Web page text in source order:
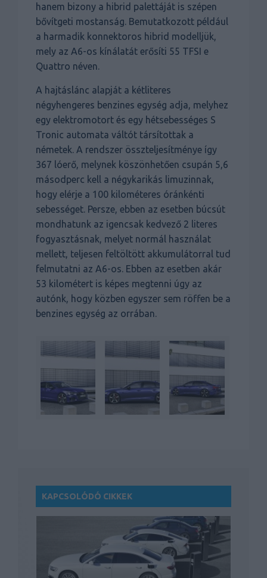
hanem bizony a hibrid palettáját is szépen
bővítgeti mostanság. Bemutatkozott például
a harmadik konnektoros hibrid modelljük,
mely az A6-os kínálatát erősíti 55 TFSI e
Quattro néven.
A hajtáslánc alapját a kétliteres
négyhengeres benzines egység adja, melyhez
egy elektromotort és egy hétsebességes S
Tronic automata váltót társítottak a
németek. A rendszer összteljesítménye így
367 lóerő, melynek köszönhetően csupán 5,6
másodperc kell a négykarikás limuzinnak,
hogy elérje a 100 kilométeres óránkénti
sebességet. Persze, ebben az esetben búcsút
mondhatunk az igencsak kedvező 2 literes
fogyasztásnak, melyet normál használat
mellett, teljesen feltöltött akkumulátorral tud
felmutatni az A6-os. Ebben az esetben akár
53 kilométert is képes megtenni úgy az
autónk, hogy közben egyszer sem röffen be a
benzines egység az orrában.
KAPCSOLÓDÓ CIKKEK